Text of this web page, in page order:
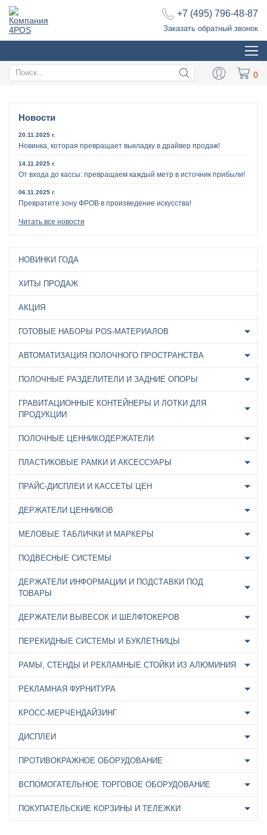
+7 (495) 796-48-87
Заказать обратный звонок
Новости
20.11.2025 г.
Новинка, которая превращает выкладку в драйвер продаж!
14.11.2025 г.
От входа до кассы: превращаем каждый метр в источник прибыли!
06.11.2025 г.
Превратите зону ФРОВ в произведение искусства!
Читать все новости
НОВИНКИ ГОДА
ХИТЫ ПРОДАЖ
АКЦИЯ
ГОТОВЫЕ НАБОРЫ POS-МАТЕРИАЛОВ
АВТОМАТИЗАЦИЯ ПОЛОЧНОГО ПРОСТРАНСТВА
ПОЛОЧНЫЕ РАЗДЕЛИТЕЛИ И ЗАДНИЕ ОПОРЫ
ГРАВИТАЦИОННЫЕ КОНТЕЙНЕРЫ И ЛОТКИ ДЛЯ
ПРОДУКЦИИ
ПОЛОЧНЫЕ ЦЕННИКОДЕРЖАТЕЛИ
ПЛАСТИКОВЫЕ РАМКИ И АКСЕССУАРЫ
ПРАЙС-ДИСПЛЕИ И КАССЕТЫ ЦЕН
ДЕРЖАТЕЛИ ЦЕННИКОВ
МЕЛОВЫЕ ТАБЛИЧКИ И МАРКЕРЫ
ПОДВЕСНЫЕ СИСТЕМЫ
ДЕРЖАТЕЛИ ИНФОРМАЦИИ И ПОДСТАВКИ ПОД
ТОВАРЫ
ДЕРЖАТЕЛИ ВЫВЕСОК И ШЕЛФТОКЕРОВ
ПЕРЕКИДНЫЕ СИСТЕМЫ И БУКЛЕТНИЦЫ
РАМЫ, СТЕНДЫ И РЕКЛАМНЫЕ СТОЙКИ ИЗ АЛЮМИНИЯ
РЕКЛАМНАЯ ФУРНИТУРА
КРОСС-МЕРЧЕНДАЙЗИНГ
ДИСПЛЕИ
ПРОТИВОКРАЖНОЕ ОБОРУДОВАНИЕ
ВСПОМОГАТЕЛЬНОЕ ТОРГОВОЕ ОБОРУДОВАНИЕ
ПОКУПАТЕЛЬСКИЕ КОРЗИНЫ И ТЕЛЕЖКИ